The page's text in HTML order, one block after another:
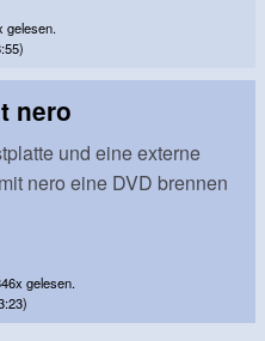
gelesen.
nero
und eine externe
nero eine DVD brennen
gelesen.